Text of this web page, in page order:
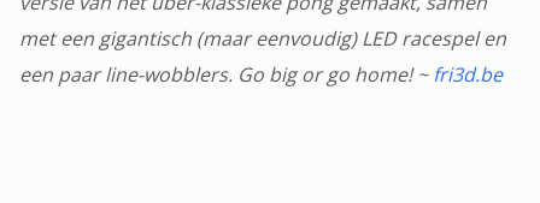
met een gigantisch (maar eenvoudig) LED racespel en
een paar line-wobblers. Go big or go home! ~fri3d.be